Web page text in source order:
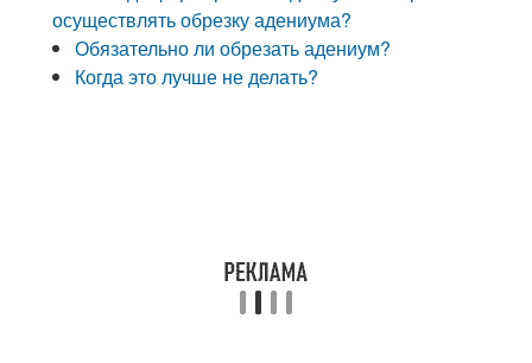
осуществлять обрезку адениума?
Обязательно ли обрезать адениум?
Когда это лучше не делать?